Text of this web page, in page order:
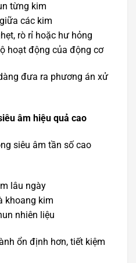
từng kim
các kim
rò rỉ hoặc hư hỏng
hoạt động của động cơ
đưa ra phương án xử
âm hiệu quả cao
siêu âm tần số cao
lâu ngày
khoang kim
nhiên liệu
ổn định hơn, tiết kiệm